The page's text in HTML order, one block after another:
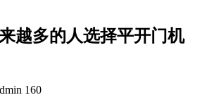
越多的人选择平开门机
160